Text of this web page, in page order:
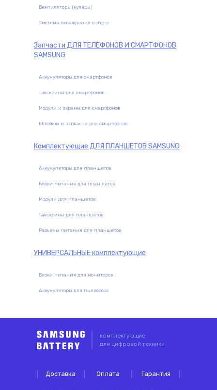
Вентиляторы (кулеры)
Системы охлаждения в сборе
Запчасти ДЛЯ ТЕЛЕФОНОВ И СМАРТФОНОВ
SAMSUNG
Аккумуляторы для смартфонов
Тачскрины для смартфонов
Модули и экраны для смартфонов
Шлейфы и запчасти для смартфонов
Комплектующие ДЛЯ ПЛАНШЕТОВ SAMSUNG
Аккумуляторы для планшетов
Блоки питания для планшетов
Модули для планшетов
Тачскрины для планшетов
Разъемы питания для планшетов
УНИВЕРСАЛЬНЫЕкомплектующие
Блоки питания для мониторов
Аккумуляторы для пылесосов
комплектующие
для цифровой техники
Доставка Оплата Гарантия